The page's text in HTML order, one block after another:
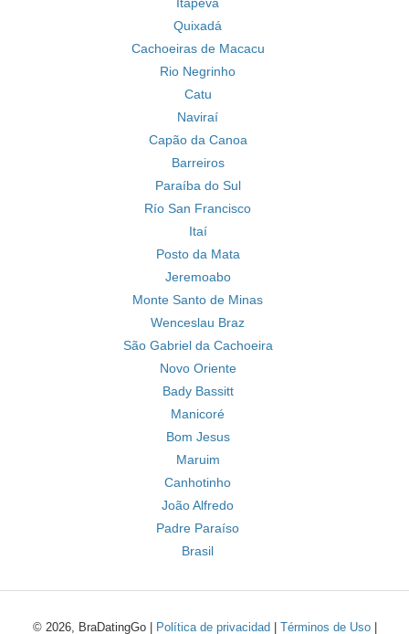
Quixadá
Cachoeiras de Macacu
Rio Negrinho
Catu
Naviraí
Capão da Canoa
Barreiros
Paraíba do Sul
Río San Francisco
Itaí
Posto da Mata
Jeremoabo
Monte Santo de Minas
Wenceslau Braz
São Gabriel da Cachoeira
Novo Oriente
Bady Bassitt
Manicoré
Bom Jesus
Maruim
Canhotinho
João Alfredo
Padre Paraíso
Brasil
© 2026, BraDatingGo | Política de privacidad Términos de Uso|